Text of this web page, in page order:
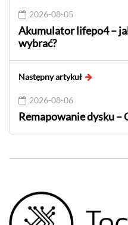
2026-08-05
Akumulator lifepo4 –
wybrać?
Następny artykuł
2026-08-06
Remapowanie dysku –